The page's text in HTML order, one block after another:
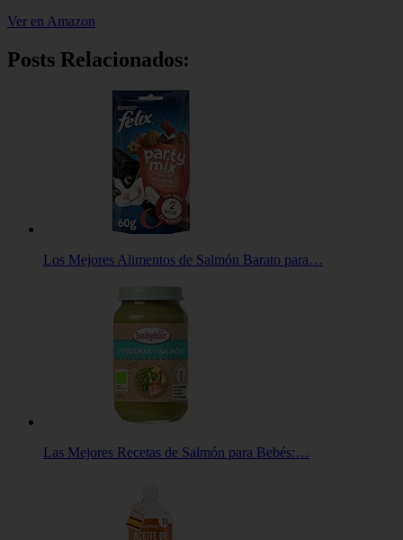
Ver en Amazon
Posts Relacionados:
Los Mejores Alimentos de Salmón Barato para…
Las Mejores Recetas de Salmón para Bebés:…